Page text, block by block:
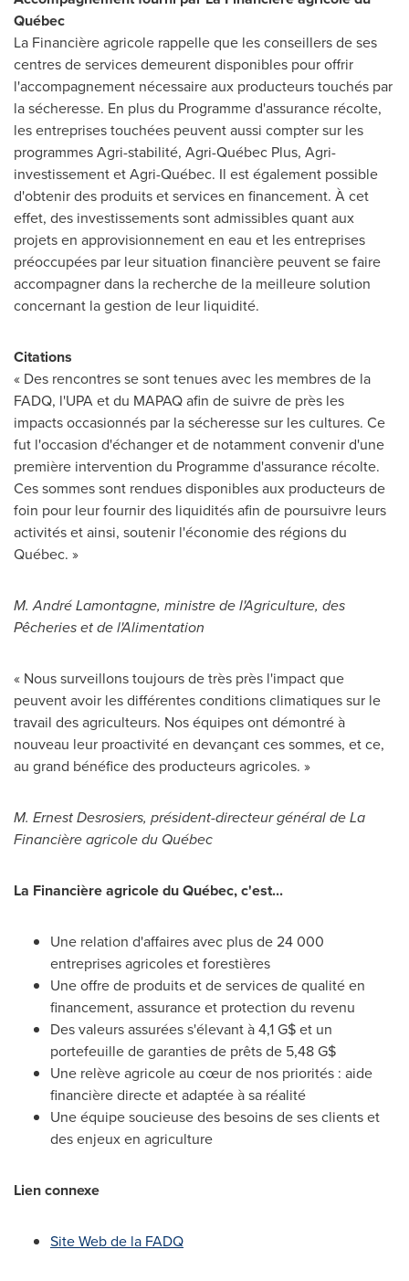
Québec
La Financière agricole rappelle que les conseillers de ses
centres de services demeurent disponibles pour offrir
l'accompagnement nécessaire aux producteurs touchés par
la sécheresse. En plus du Programme d'assurance récolte,
les entreprises touchées peuvent aussi compter sur les
programmes Agri-stabilité, Agri-Québec Plus, Agri-
investissement et Agri-Québec. Il est également possible
d'obtenir des produits et services en financement. À cet
effet, des investissements sont admissibles quant aux
projets en approvisionnement en eau et les entreprises
préoccupées par leur situation financière peuvent se faire
accompagner dans la recherche de la meilleure solution
concernant la gestion de leur liquidité.
Citations
« Des rencontres se sont tenues avec les membres de la
FADQ, l'UPA et du MAPAQ afin de suivre de près les
impacts occasionnés par la sécheresse sur les cultures. Ce
fut l'occasion d'échanger et de notamment convenir d'une
première intervention du Programme d'assurance récolte.
Ces sommes sont rendues disponibles aux producteurs de
foin pour leur fournir des liquidités afin de poursuivre leurs
activités et ainsi, soutenir l'économie des régions du
Québec. »
M. André Lamontagne, ministre de l'Agriculture, des
Pêcheries et de l'Alimentation
« Nous surveillons toujours de très près l'impact que
peuvent avoir les différentes conditions climatiques sur le
travail des agriculteurs. Nos équipes ont démontré à
nouveau leur proactivité en devançant ces sommes, et ce,
au grand bénéfice des producteurs agricoles. »
M. Ernest Desrosiers, président-directeur général de La
Financière agricole du Québec
La Financière agricole du Québec, c'est...
Une relation d'affaires avec plus de 24 000
entreprises agricoles et forestières
Une offre de produits et de services de qualité en
financement, assurance et protection du revenu
Des valeurs assurées s'élevant à 4,1 G$ et un
portefeuille de garanties de prêts de 5,48 G$
Une relève agricole au cœur de nos priorités : aide
financière directe et adaptée à sa réalité
Une équipe soucieuse des besoins de ses clients et
des enjeux en agriculture
Lien connexe
Site Web de la FADQ